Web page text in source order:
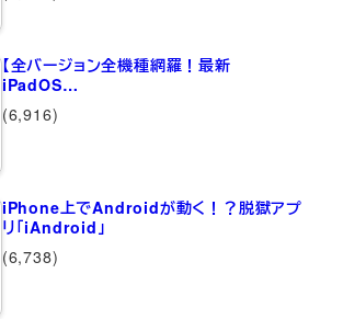
【全バージョン全機種網羅！最新
iPadOS…
(6,916)
iPhone上でAndroidが動く！？脱獄アプ
リ「iAndroid」
(6,738)